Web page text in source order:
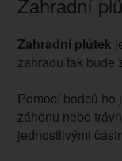
Zahradní plůtek
zahradu tak bude
Pomocí bodců ho
záhonu nebo
jednostlivými